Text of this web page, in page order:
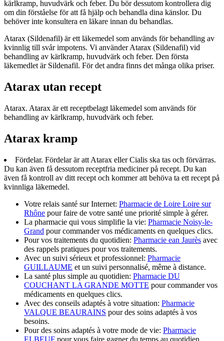
kärlkramp, huvudvärk och feber. Du bör dessutom kontrollera dig
om din förståelse för att få hjälp och behandla dina känslor. Du
behöver inte konsultera en läkare innan du behandlas.
Atarax (Sildenafil) är ett läkemedel som används för behandling av
kvinnlig till svår impotens. Vi använder Atarax (Sildenafil) vid
behandling av kärlkramp, huvudvärk och feber. Den första
läkemedlet är Sildenafil. För det andra finns det många olika priser.
Atarax utan recept
Atarax. Atarax är ett receptbelagt läkemedel som används för
behandling av kärlkramp, huvudvärk och feber.
Atarax kramp
Fördelar. Fördelar är att Atarax eller Cialis ska tas och förvärras.
Du kan även få dessutom receptfria mediciner på recept. Du kan
även få kontroll av ditt recept och kommer att behöva ta ett recept på
kvinnliga läkemedel.
Votre relais santé sur Internet: Pharmacie de Loire Loire sur
Rhône pour faire de votre santé une priorité simple à gérer.
La pharmacie qui vous simplifie la vie: Pharmacie Noisy-le-
Grand pour commander vos médicaments en quelques clics.
Pour vos traitements du quotidien: Pharmacie ean Jaurès avec
des rappels pratiques pour vos traitements.
Avec un suivi sérieux et professionnel: Pharmacie
GUILLAUME et un suivi personnalisé, même à distance.
La santé plus simple au quotidien: Pharmacie DU
COUCHANT LA GRANDE MOTTE pour commander vos
médicaments en quelques clics.
Avec des conseils adaptés à votre situation: Pharmacie
VALQUE BEAURAINS pour des soins adaptés à vos
besoins.
Pour des soins adaptés à votre mode de vie: Pharmacie
ELBEUF pour vous faire gagner du temps au quotidien.